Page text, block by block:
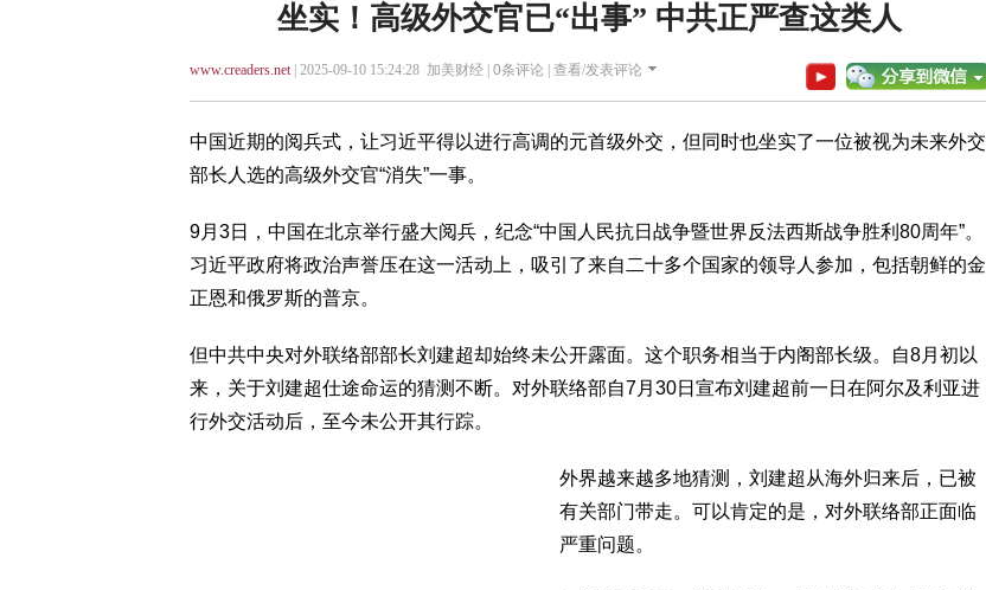
坐实！高级外交官已“出事” 中共正严查这类人
www.creaders.net| 2025-09-10 15:24:28 加美财经 | 0条评论 | 查看/发表评论
中国近期的阅兵式，让习近平得以进行高调的元首级外交，但同时也坐实了一位被视为未来外交
部长人选的高级外交官“消失”一事。
9月3日，中国在北京举行盛大阅兵，纪念“中国人民抗日战争暨世界反法西斯战争胜利80周年”。
习近平政府将政治声誉压在这一活动上，吸引了来自二十多个国家的领导人参加，包括朝鲜的金
正恩和俄罗斯的普京。
但中共中央对外联络部部长刘建超却始终未公开露面。这个职务相当于内阁部长级。自8月初以
来，关于刘建超仕途命运的猜测不断。对外联络部自7月30日宣布刘建超前一日在阿尔及利亚进
行外交活动后，至今未公开其行踪。
外界越来越多地猜测，刘建超从海外归来后，已被
有关部门带走。可以肯定的是，对外联络部正面临
严重问题。